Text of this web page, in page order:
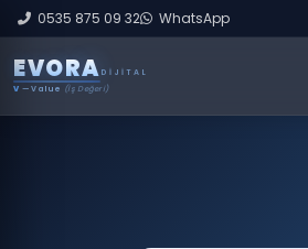
0535 875 09 32 WhatsApp
EVORA DIJITAL
V — Value (İş Değeri)